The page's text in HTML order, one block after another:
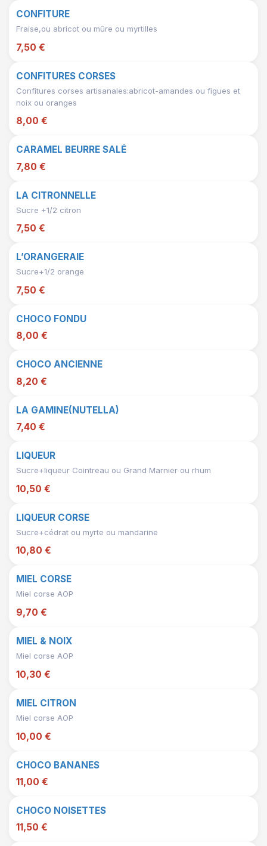
CONFITURE
Fraise,ou abricot ou mûre ou myrtilles
7,50 €
CONFITURES CORSES
Confitures corses artisanales:abricot-amandes ou figues et
noix ou oranges
8,00 €
CARAMEL BEURRE SALÉ
7,80 €
LA CITRONNELLE
Sucre +1/2 citron
7,50 €
L’ORANGERAIE
Sucre+1/2 orange
7,50 €
CHOCO FONDU
8,00 €
CHOCO ANCIENNE
8,20 €
LA GAMINE(NUTELLA)
7,40 €
LIQUEUR
Sucre+liqueur Cointreau ou Grand Marnier ou rhum
10,50 €
LIQUEUR CORSE
Sucre+cédrat ou myrte ou mandarine
10,80 €
MIEL CORSE
Miel corse AOP
9,70 €
MIEL & NOIX
Miel corse AOP
10,30 €
MIEL CITRON
Miel corse AOP
10,00 €
CHOCO BANANES
11,00 €
CHOCO NOISETTES
11,50 €